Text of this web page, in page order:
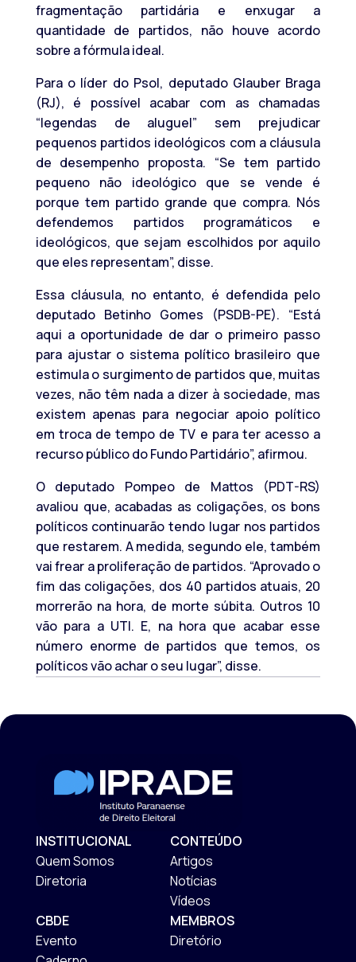
fragmentação partidária e enxugar a
quantidade de partidos, não houve acordo
sobre a fórmula ideal.
Para o líder do Psol, deputado Glauber Braga
(RJ), é possível acabar com as chamadas
“legendas de aluguel” sem prejudicar
pequenos partidos ideológicos com a cláusula
de desempenho proposta. “Se tem partido
pequeno não ideológico que se vende é
porque tem partido grande que compra. Nós
defendemos partidos programáticos e
ideológicos, que sejam escolhidos por aquilo
que eles representam”, disse.
Essa cláusula, no entanto, é defendida pelo
deputado Betinho Gomes (PSDB-PE). “Está
aqui a oportunidade de dar o primeiro passo
para ajustar o sistema político brasileiro que
estimula o surgimento de partidos que, muitas
vezes, não têm nada a dizer à sociedade, mas
existem apenas para negociar apoio político
em troca de tempo de TV e para ter acesso a
recurso público do Fundo Partidário”, afirmou.
O deputado Pompeo de Mattos (PDT-RS)
avaliou que, acabadas as coligações, os bons
políticos continuarão tendo lugar nos partidos
que restarem. A medida, segundo ele, também
vai frear a proliferação de partidos. “Aprovado o
fim das coligações, dos 40 partidos atuais, 20
morrerão na hora, de morte súbita. Outros 10
vão para a UTI. E, na hora que acabar esse
número enorme de partidos que temos, os
políticos vão achar o seu lugar”, disse.
INSTITUCIONAL
Quem Somos
Diretoria
CONTEÚDO
Artigos
Notícias
Vídeos
CBDE
Evento
MEMBROS
Diretório